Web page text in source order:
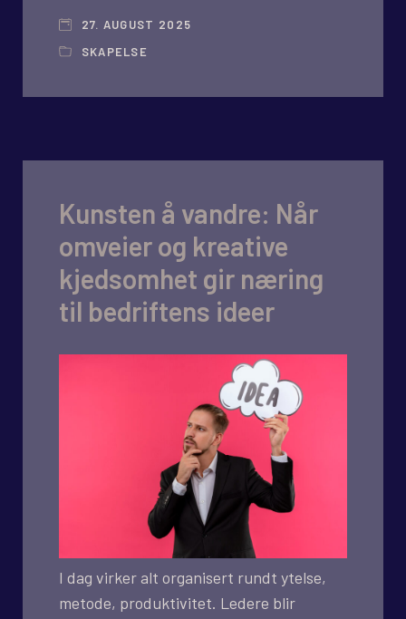
27. AUGUST 2025
SKAPELSE
Kunsten å vandre: Når
omveier og kreative
kjedsomhet gir næring
til bedriftens ideer
I dag virker alt organisert rundt ytelse,
metode, produktivitet. Ledere blir